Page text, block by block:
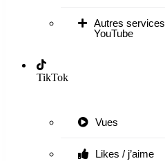
Autres services
YouTube
TikTok
Vues
Likes / j’aime